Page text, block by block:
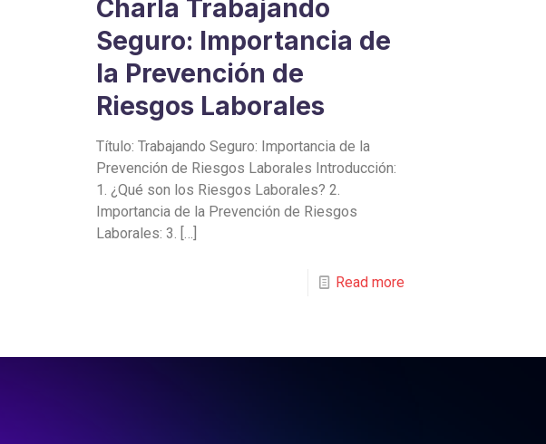
Charla Trabajando
Seguro: Importancia de
la Prevención de
Riesgos Laborales
Título: Trabajando Seguro: Importancia de la
Prevención de Riesgos Laborales Introducción:
1. ¿Qué son los Riesgos Laborales? 2.
Importancia de la Prevención de Riesgos
Laborales: 3. […]
Read more